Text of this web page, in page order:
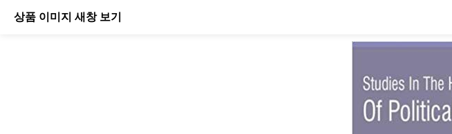
상품 이미지 새창 보기